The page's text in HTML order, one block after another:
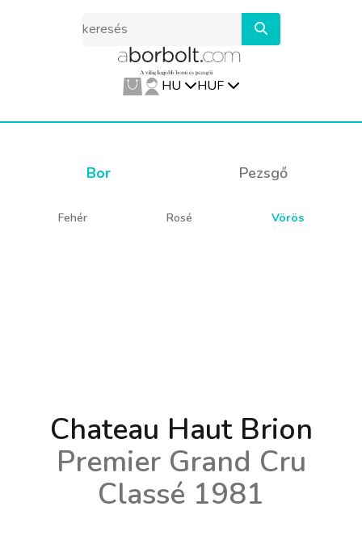
HU HUF
Bor Pezsgő
Fehér Rosé Vörös
Chateau Haut Brion
Premier Grand Cru
Classé 1981